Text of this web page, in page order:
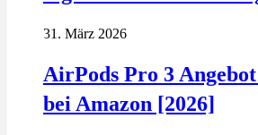
31. März 2026
AirPods Pro 3
bei Amazon [2026]